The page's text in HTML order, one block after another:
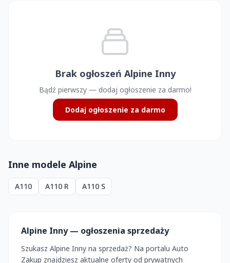
Brak ogłoszeń Alpine Inny
Bądź pierwszy — dodaj ogłoszenie za darmo!
Dodaj ogłoszenie za darmo
Inne modele Alpine
A110 A110 R A110 S
Alpine Inny — ogłoszenia sprzedaży
Szukasz Alpine Inny na sprzedaż? Na portalu Auto
Zakup znajdziesz aktualne oferty od prywatnych